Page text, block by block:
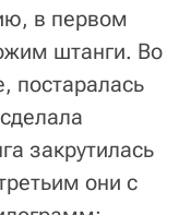
в первом
штанги. Во
постаралась
закрутилась
они с